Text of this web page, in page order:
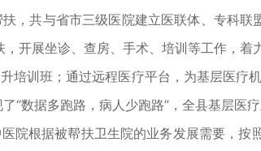
共与省市三级医院建立医联体、专科联
开展坐诊、查房、手术、培训等工作，着
训班；通过远程医疗平台，为基层医疗
数据多跑路，病人少跑路”，全县基层医
根据被帮扶卫生院的业务发展需要，按